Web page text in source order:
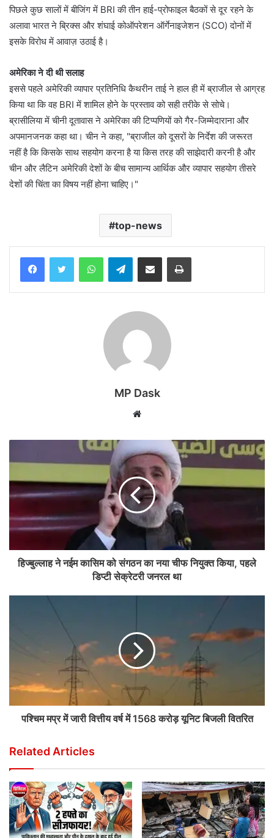
पिछले कुछ सालों में बीजिंग में BRI की तीन हाई-प्रोफाइल बैठकों से दूर रहने के
अलावा भारत ने ब्रिक्स और शंघाई कोऑपरेशन ऑर्गेनाइजेशन (SCO) दोनों में
इसके विरोध में आवाज़ उठाई है।
अमेरिका ने दी थी सलाह
इससे पहले अमेरिकी व्यापार प्रतिनिधि कैथरीन ताई ने हाल ही में ब्राजील से आग्रह
किया था कि वह BRI में शामिल होने के प्रस्ताव को सही तरीके से सोचे।
ब्रासीलिया में चीनी दूतावास ने अमेरिका की टिप्पणियों को गैर-जिम्मेदाराना और
अपमानजनक कहा था। चीन ने कहा, "ब्राजील को दूसरों के निर्देश की जरूरत
नहीं है कि किसके साथ सहयोग करना है या किस तरह की साझेदारी करनी है और
चीन और लैटिन अमेरिकी देशों के बीच सामान्य आर्थिक और व्यापार सहयोग तीसरे
देशों की चिंता का विषय नहीं होना चाहिए।"
top-news
WhatsAppTelegramShare via Email Print
MP Dask
Website
हिज्बुल्लाह ने नईम कासिम को संगठन का नया चीफ नियुक्त किया, पहले
डिप्टी सेक्रेटरी जनरल था
पश्चिम मप्र में जारी वित्तीय वर्ष में 1568 करोड़ यूनिट बिजली वितरित
Related Articles